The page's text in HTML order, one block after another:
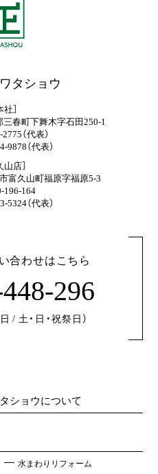
タショウ
社］
春町下舞木字石田250-1
（代表）
9878（代表）
山店］
富久山町福原字福原5-3
196-164
5324（代表）
合わせはこちら
296
/ 土・日・祝祭日）
ショウについて
水まわりリフォーム